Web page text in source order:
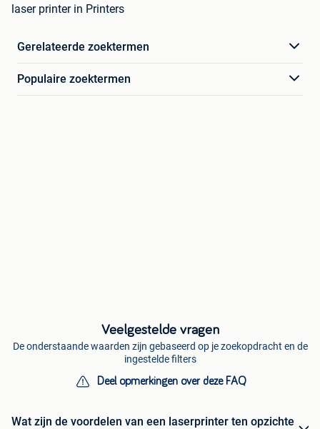
laser printer in Printers
Gerelateerde zoektermen
Populaire zoektermen
Veelgestelde vragen
De onderstaande waarden zijn gebaseerd op je zoekopdracht en de
ingestelde filters
Deel opmerkingen over deze FAQ
Wat zijn de voordelen van een laserprinter ten opzichte